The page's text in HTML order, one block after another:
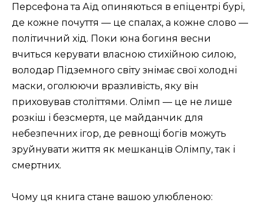
Персефона та Аїд опиняються в епіцентрі бурі,
де кожне почуття — це спалах, а кожне слово —
політичний хід. Поки юна богиня весни
вчиться керувати власною стихійною силою,
володар Підземного світу знімає свої холодні
маски, оголюючи вразливість, яку він
приховував століттями. Олімп — це не лише
розкіш і безсмертя, це майданчик для
небезпечних ігор, де ревнощі богів можуть
зруйнувати життя як мешканців Олімпу, так і
смертних.
Чому ця книга стане вашою улюбленою: